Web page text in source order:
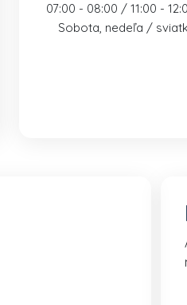
07:00 - 08:00 / 11:00 -
Sobota, nedeľa /